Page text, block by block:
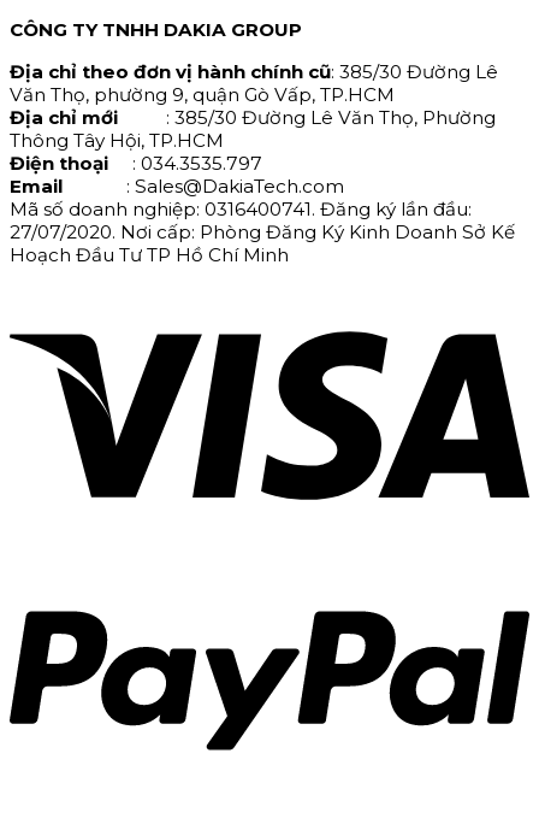
CÔNG TY TNHH DAKIA GROUP
Địa chỉ theo đơn vị hành chính cũ: 385/30 Đường Lê
Văn Thọ, phường 9, quận Gò Vấp, TP.HCM
Địa chỉ mới : 385/30 Đường Lê Văn Thọ, Phường
Thông Tây Hội, TP.HCM
Điện thoại : 034.3535.797
Email : Sales@DakiaTech.com
Mã số doanh nghiệp: 0316400741. Đăng ký lần đầu:
27/07/2020. Nơi cấp: Phòng Đăng Ký Kinh Doanh Sở Kế
Hoạch Đầu Tư TP Hồ Chí Minh